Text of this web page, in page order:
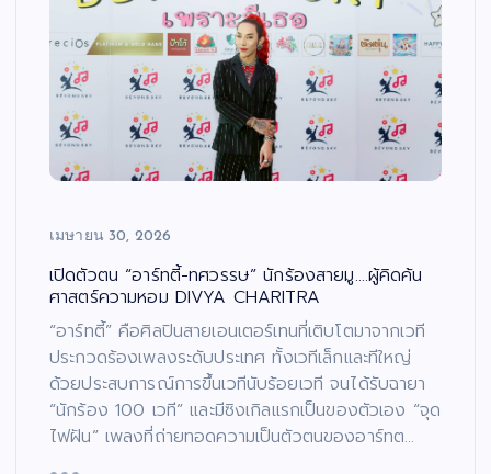
เมษายน 30, 2026
เปิดตัวตน “อาร์ทตี้-ทศวรรษ” นักร้องสายมู….ผู้คิดค้น
ศาสตร์ความหอม DIVYA CHARITRA
“อาร์ทตี้” คือศิลปินสายเอนเตอร์เทนที่เติบโตมาจากเวที
ประกวดร้องเพลงระดับประเทศ ทั้งเวทีเล็กและทีใหญ่
ด้วยประสบการณ์การขึ้นเวทีนับร้อยเวที จนได้รับฉายา
“นักร้อง 100 เวที” และมีซิงเกิลแรกเป็นของตัวเอง “จุด
ไฟฝัน” เพลงที่ถ่ายทอดความเป็นตัวตนของอาร์ทต…